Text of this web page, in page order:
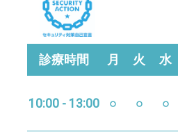
診療時間 月 火 水
10:00 - 13:00 ○ ○ ○